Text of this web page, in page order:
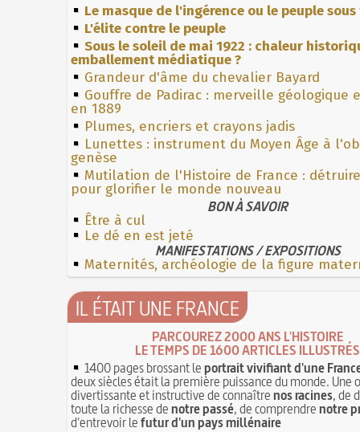
Le masque de l'ingérence ou le peuple
L'élite contre le peuple
Sous le soleil de mai 1922 : chaleur
emballement médiatique ?
Grandeur d'âme du chevalier Bayard
Gouffre de Padirac : merveille géologique
en 1889
Plumes, encriers et crayons jadis
Lunettes : instrument du Moyen Âge à
genèse
Mutilation de l'Histoire de France :
pour glorifier le monde nouveau
BON À SAVOIR
Être à cul
Le dé en est jeté
MANIFESTATIONS / EXPOSITIONS
Maternités, archéologie de la figure
IL ÉTAIT UNE FRANCE
PARCOUREZ 2000 ANS L'HISTOIRE
LE TEMPS DE 1600 ARTICLES ILLUSTRÉS
1400 pages brossant leportrait vivifiant d'une
deux siècles était la première puissance du monde. Une
divertissante et instructive de connaîtrenos racines, de
toute la richesse denotre passé, de comprendrenotre
d'entrevoir lefutur d'un pays millénaire